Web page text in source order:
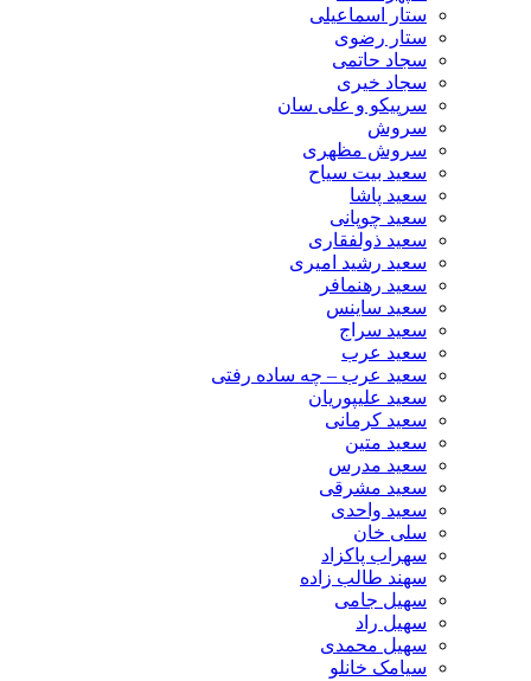
ستار اسماعیلی
ستار رضوی
سجاد حاتمی
سجاد خیری
سرپیکو و علی سان
سروش
سروش مظهری
سعید بیت سیاح
سعید پاشا
سعید چوپانی
سعید ذولفقاری
سعید رشید امیری
سعید رهنمافر
سعید ساینس
سعید سراج
سعید عرب
سعید عرب – چه ساده رفتی
سعید علیپوریان
سعید کرمانی
سعید متین
سعید مدرس
سعید مشرقی
سعید واحدی
سلی خان
سهراب پاکزاد
سهند طالب زاده
سهیل جامی
سهیل راد
سهیل محمدی
سیامک خانلو